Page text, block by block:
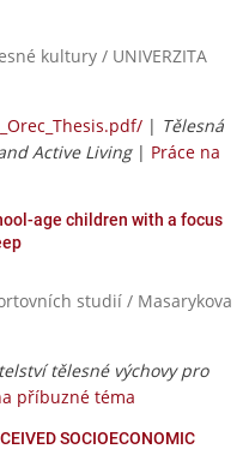
kultury / UNIVERZITA
| Tělesná
Active Living| Práce na
age children with a focus
studií / Masarykova
tělesné výchovy pro
příbuzné téma
SOCIOECONOMIC